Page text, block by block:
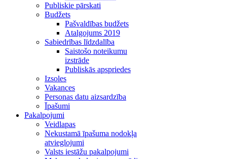
Publiskie pārskati
Budžets
Pašvaldības budžets
Atalgojums 2019
Sabiedrības līdzdalība
Saistošo noteikumu
izstrāde
Publiskās apspriedes
Izsoles
Vakances
Personas datu aizsardzība
Īpašumi
Pakalpojumi
Veidlapas
Nekustamā īpašuma nodokļa
atvieglojumi
Valsts iestāžu pakalpojumi